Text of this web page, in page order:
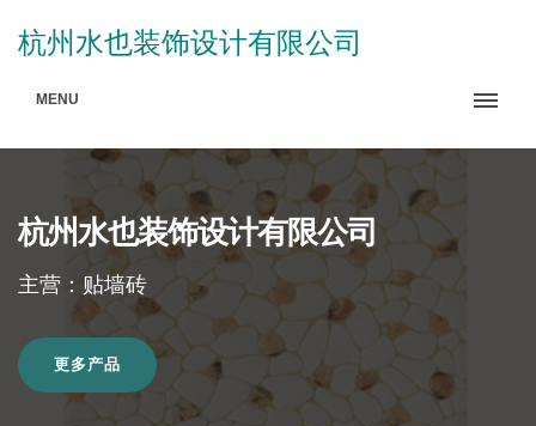
杭州水也装饰设计有限公司
MENU
杭州水也装饰设计有限公司
主营：贴墙砖
更多产品